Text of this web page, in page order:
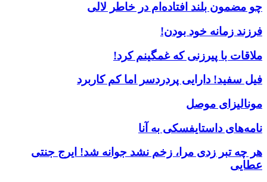
چو مضمون بلند افتاده‌ام در خاطر لالی
فرزند زمانه خود بودن!
ملاقات با پیرزنی که غمگینم کرد!
فیل سفید! دارایی پردردسر اما کم کاربرد
مونالیزای موصل
نامه‌های داستایفسکی به آنا
هر چه تبر زدی مرا، زخم نشد جوانه شد! ایرج جنتی
عطایی